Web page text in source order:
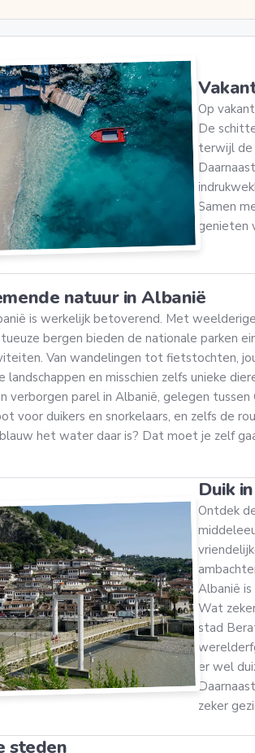
Op
De
terwijl de
Samen
genieten
natuur in Albanië
is werkelijk betoverend. Met
bergen bieden de nationale parken
Van wandelingen tot fietstochten,
landschappen en misschien zelfs unieke
verborgen parel in Albanië, gelegen tussen
voor duikers en snorkelaars, en zelfs de
het water daar is? Dat moet je zelf
Duik
Ontdek
Albanië
Wat
stad
er wel
zeker
steden